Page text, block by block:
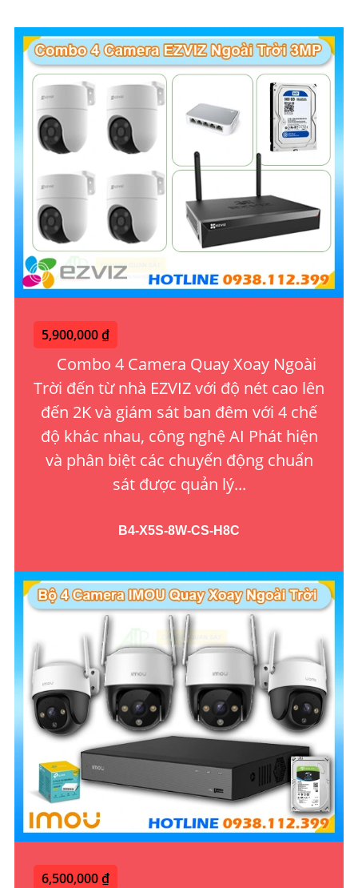
5,900,000 ₫
Combo 4 Camera Quay Xoay Ngoài
Trời đến từ nhà EZVIZ với độ nét cao lên
đến 2K và giám sát ban đêm với 4 chế
độ khác nhau, công nghệ AI Phát hiện
và phân biệt các chuyển động chuẩn
sát được quản lý...
B4-X5S-8W-CS-H8C
6,500,000 ₫